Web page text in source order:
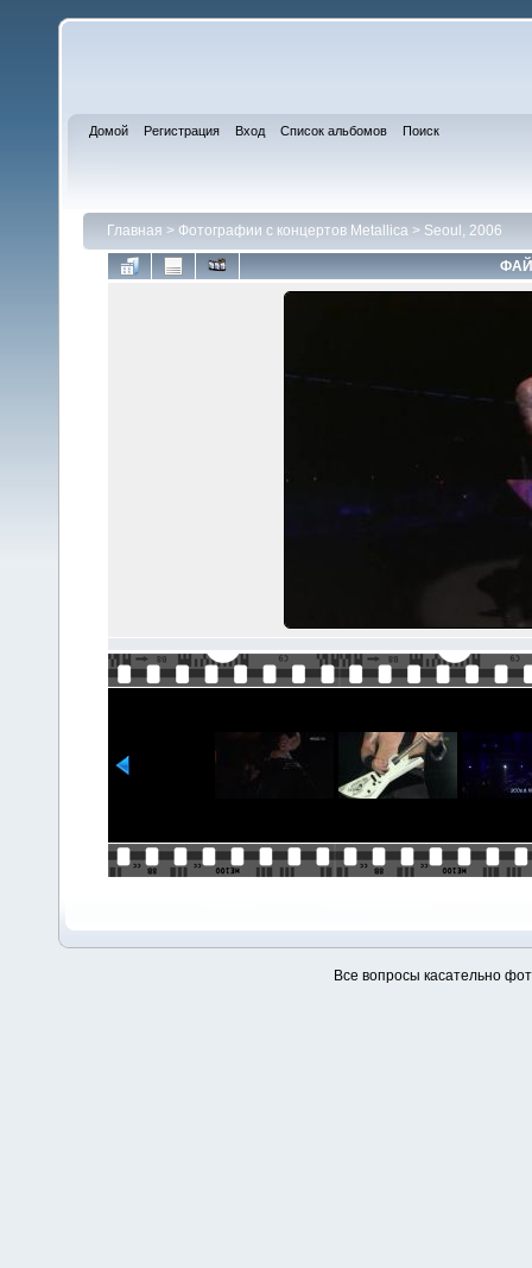
Домой Регистрация Вход Список альбомов Поиск
Главная > Фотографии с концертов Metallica > Seoul, 2006
Все вопросы касательно